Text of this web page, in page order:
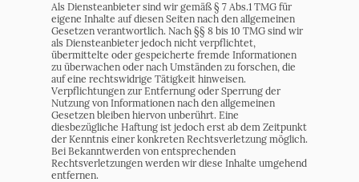
Als Diensteanbieter sind wir gemäß § 7 Abs.1 TMG für
eigene Inhalte auf diesen Seiten nach den allgemeinen
Gesetzen verantwortlich. Nach §§ 8 bis 10 TMG sind wir
als Diensteanbieter jedoch nicht verpflichtet,
übermittelte oder gespeicherte fremde Informationen
zu überwachen oder nach Umständen zu forschen, die
auf eine rechtswidrige Tätigkeit hinweisen.
Verpflichtungen zur Entfernung oder Sperrung der
Nutzung von Informationen nach den allgemeinen
Gesetzen bleiben hiervon unberührt. Eine
diesbezügliche Haftung ist jedoch erst ab dem Zeitpunkt
der Kenntnis einer konkreten Rechtsverletzung möglich.
Bei Bekanntwerden von entsprechenden
Rechtsverletzungen werden wir diese Inhalte umgehend
entfernen.